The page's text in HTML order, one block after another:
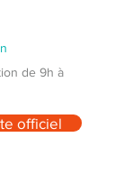
de 9h à
officiel